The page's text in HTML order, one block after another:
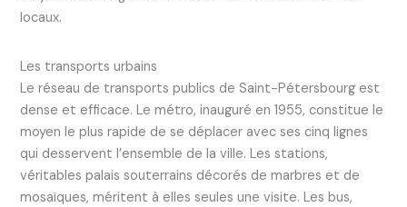
locaux.
Les transports urbains
Le réseau de transports publics de Saint-Pétersbourg est
dense et efficace. Le métro, inauguré en 1955, constitue le
moyen le plus rapide de se déplacer avec ses cinq lignes
qui desservent l’ensemble de la ville. Les stations,
véritables palais souterrains décorés de marbres et de
mosaïques, méritent à elles seules une visite. Les bus,